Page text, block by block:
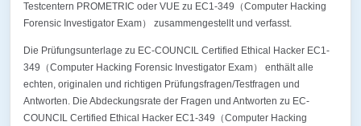
Testcentern PROMETRIC oder VUE zu EC1-349（Computer Hacking
Forensic Investigator Exam） zusammengestellt und verfasst.
Die Prüfungsunterlage zu EC-COUNCIL Certified Ethical Hacker EC1-
349（Computer Hacking Forensic Investigator Exam） enthält alle
echten, originalen und richtigen Prüfungsfragen/Testfragen und
Antworten. Die Abdeckungsrate der Fragen und Antworten zu EC-
COUNCIL Certified Ethical Hacker EC1-349（Computer Hacking